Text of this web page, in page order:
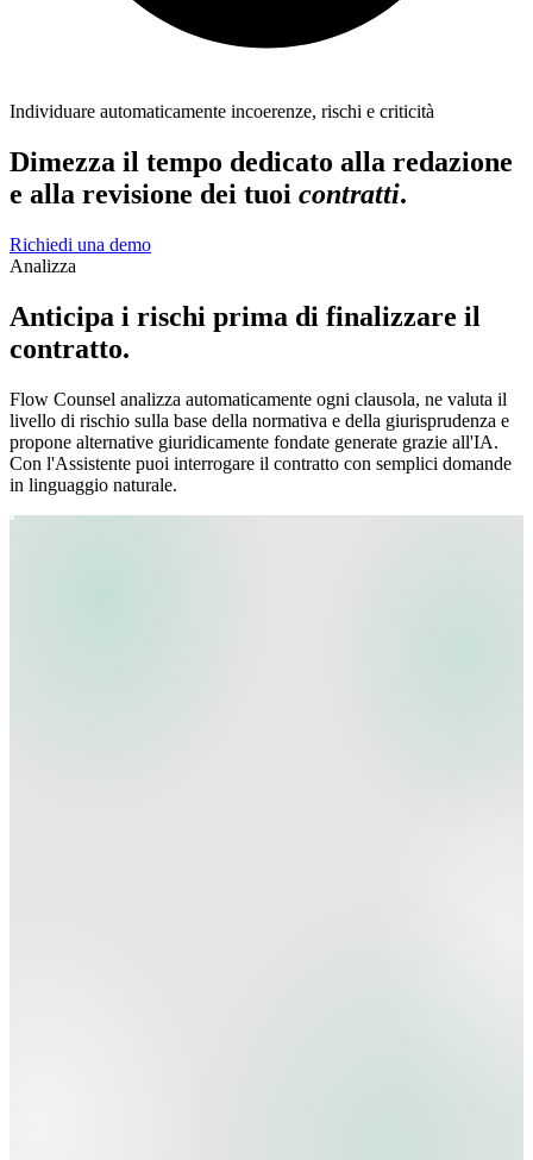
Individuare automaticamente incoerenze, rischi e criticità
Dimezza il tempo dedicato alla redazione
e alla revisione dei tuoi contratti.
Richiedi una demo
Analizza
Anticipa i rischi prima di finalizzare il
contratto.
Flow Counsel analizza automaticamente ogni clausola, ne valuta il
livello di rischio sulla base della normativa e della giurisprudenza e
propone alternative giuridicamente fondate generate grazie all'IA.
Con l'Assistente puoi interrogare il contratto con semplici domande
in linguaggio naturale.